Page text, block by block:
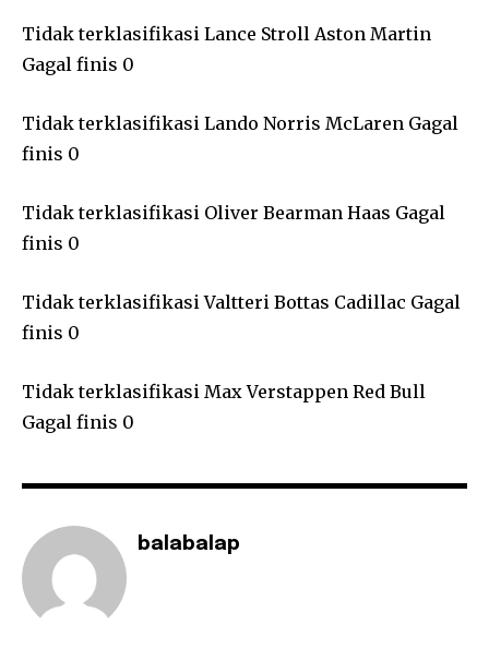
Tidak terklasifikasi Lance Stroll Aston Martin
Gagal finis 0
Tidak terklasifikasi Lando Norris McLaren Gagal
finis 0
Tidak terklasifikasi Oliver Bearman Haas Gagal
finis 0
Tidak terklasifikasi Valtteri Bottas Cadillac Gagal
finis 0
Tidak terklasifikasi Max Verstappen Red Bull
Gagal finis 0
balabalap